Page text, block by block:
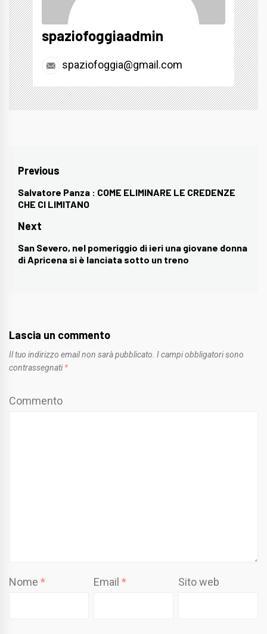
spaziofoggiaadmin
spaziofoggia@gmail.com
Navigazione
articoli
Previous
Previous
post:
Salvatore Panza : COME ELIMINARE LE CREDENZE
CHE CI LIMITANO
Next
Next
post:
San Severo, nel pomeriggio di ieri una giovane donna
di Apricena si è lanciata sotto un treno
Lascia un commento
Il tuo indirizzo email non sarà pubblicato. I campi obbligatori sono
contrassegnati *
Commento
Nome * Email* Sito web